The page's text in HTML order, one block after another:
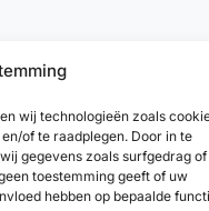
wij technologieën zoals
of te raadplegen. Door in te
gegevens zoals surfgedrag of
toestemming geeft of uw
hebben op bepaalde